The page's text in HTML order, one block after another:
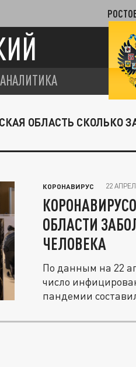
АНАЛИТИКА
ОБЛАСТЬ СКОЛЬКО
КОРОНАВИРУС 22
ОБЛАСТИ
ЧЕЛОВЕКА
По данным на 22
число
пандемии